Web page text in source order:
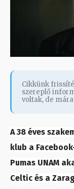
Cikkünk
szereplő
voltak, de
A 38 éves
klub a
Pumas UNAM
Celtic és a